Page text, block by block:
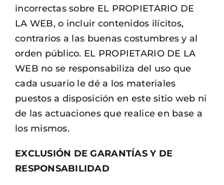
incorrectas sobre EL PROPIETARIO DE
LA WEB, o incluir contenidos ilícitos,
contrarios a las buenas costumbres y al
orden público. EL PROPIETARIO DE LA
WEB no se responsabiliza del uso que
cada usuario le dé a los materiales
puestos a disposición en este sitio web ni
de las actuaciones que realice en base a
los mismos.
EXCLUSIÓN DE GARANTÍAS Y DE
RESPONSABILIDAD